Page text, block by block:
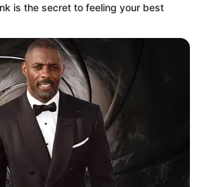
Auf dem Berg stehen die Ruine
ein Gasthaus.
in Bad Harzburg
an der Bundesstraße 4 stürzt
der künstlich angelegte
der Radau 23 Meter in die Tiefe.
führt auch ein Wanderweg zum
is the secret to feeling your best